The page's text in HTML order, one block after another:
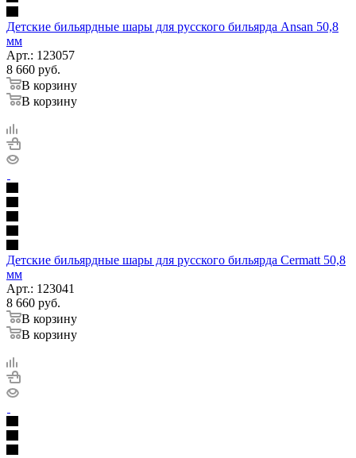
Детские бильярдные шары для русского бильярда Ansan 50,8
мм
Арт.: 123057
8 660 руб.
В корзину
В корзину
Детские бильярдные шары для русского бильярда Cermatt 50,8
мм
Арт.: 123041
8 660 руб.
В корзину
В корзину